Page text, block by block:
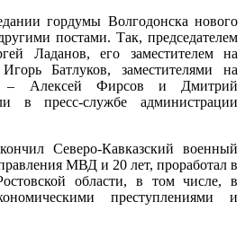
гордумы Волгодонска нового
постами. Так, председателем
Ладанов, его заместителем на
Батлуков, заместителями на
– Алексей Фирсов и Дмитрий
в пресс-службе администрации
Северо-Кавказский военный
МВД и 20 лет, проработал в
области, в том числе, в
преступлениями и